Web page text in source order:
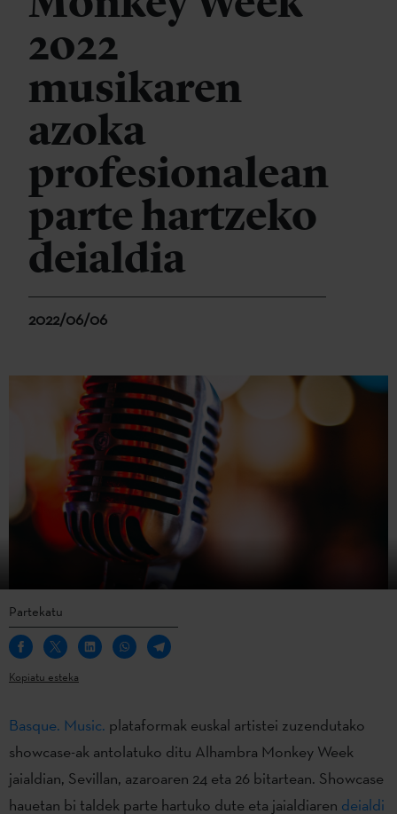
2022
musikaren
azoka
profesionalean
parte hartzeko
deialdia
2022/06/06
Partekatu
Kopiatu esteka
Basque. Music. plataformak euskal artistei zuzendutako
showcase-ak antolatuko ditu Alhambra Monkey Week
jaialdian, Sevillan, azaroaren 24 eta 26 bitartean. Showcase
hauetan bi taldek parte hartuko dute eta jaialdiaren deialdi